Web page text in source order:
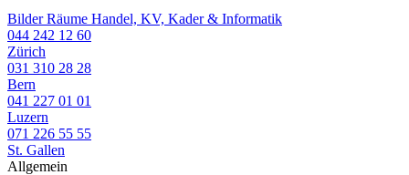
Bilder Räume Handel, KV, Kader & Informatik
044 242 12 60
Zürich
031 310 28 28
Bern
041 227 01 01
Luzern
071 226 55 55
St. Gallen
Allgemein